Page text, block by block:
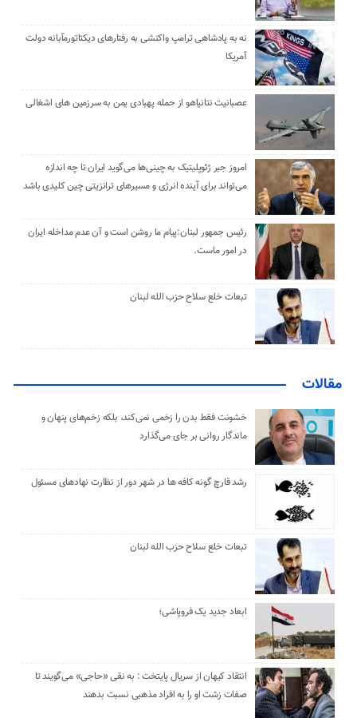
نه به پادشاهی ترامپ واکنشی به رفتارهای دیکتاتورمآبانه دولت
آمریکا
عصبانیت نتانیاهو از حمله پهبادی یمن به سرزمین های اشغالی
امروز جبر ژئوپلیتیک به چینی‌ها می‌گوید ایران تا چه اندازه
می‌تواند برای آینده انرژی و مسیرهای ترانزیتی چین کلیدی باشد
رئیس جمهور لبنان:پیام ما روشن است و آن عدم مداخله ایران
در امور ماست.
تبعات خلع سلاح حزب الله لبنان
مقالات
خشونت فقط بدن را زخمی نمی‌کند، بلکه زخم‌های پنهان و
ماندگار روانی بر جای می‌گذارد
رشد قارچ گونه کافه ها در شهر دور از نظارت نهادهای مسئول
تبعات خلع سلاح حزب الله لبنان
ابعاد جدید یک فروپاشی؛
انتقاد کیهان از سریال پایتخت : به نقی «حاجی» می‌گویند تا
صفات زشت او را به افراد مذهبی نسبت بدهند